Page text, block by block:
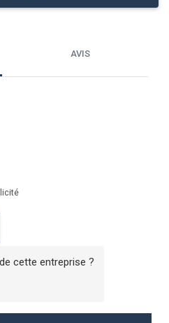
AVIS
cette entreprise ?